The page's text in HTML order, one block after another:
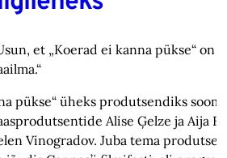
et „Koerad ei kanna pükse“ on
pükse“ üheks produtsendiks
Alise Ģelze ja Aija
Vinogradov. Juba tema